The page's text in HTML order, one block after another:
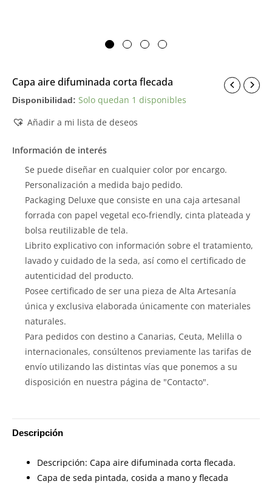
Capa aire difuminada corta flecada
Disponibilidad: Solo quedan 1 disponibles
Añadir a mi lista de deseos
Información de interés
Se puede diseñar en cualquier color por encargo.
Personalización a medida bajo pedido.
Packaging Deluxe que consiste en una caja artesanal
forrada con papel vegetal eco-friendly, cinta plateada y
bolsa reutilizable de tela.
Librito explicativo con información sobre el tratamiento,
lavado y cuidado de la seda, así como el certificado de
autenticidad del producto.
Posee certificado de ser una pieza de Alta Artesanía
única y exclusiva elaborada únicamente con materiales
naturales.
Para pedidos con destino a Canarias, Ceuta, Melilla o
internacionales, consúltenos previamente las tarifas de
envío utilizando las distintas vías que ponemos a su
disposición en nuestra página de "Contacto".
Descripción
Descripción: Capa aire difuminada corta flecada.
Capa de seda pintada, cosida a mano y flecada